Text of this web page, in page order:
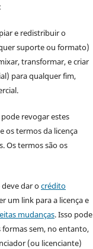
e redistribuir o
suporte ou formato)
transformar, e criar
para qualquer fim,
revogar estes
os termos da licença
Os termos são os
deve dar ocrédito
um link para a licença e
mudanças. Isso pode
formas sem, no entanto,
(ou licenciante)